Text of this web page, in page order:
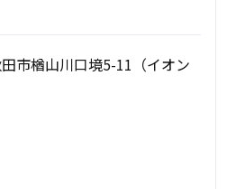
市楢山川口境5-11（イオン